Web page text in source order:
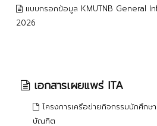
แบบกรอกข้อมูล KMUTNB General
2026
เอกสารเผยแพร่ ITA
โครงการเครือข่ายกิจกรรมนักศึ
บัณฑิต